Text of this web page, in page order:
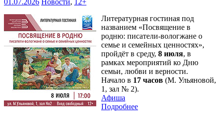
01.07.2026 Новости,
12+
Литературная гостиная под
названием «Посвящение в
родню: писатели-вологжане о
семье и семейных ценностях»,
пройдёт в среду, 8 июля, в
рамках мероприятий ко Дню
семьи, любви и верности.
Начало в 17 часов (М. Ульяновой,
1, зал № 2).
Афиша
Подробнее